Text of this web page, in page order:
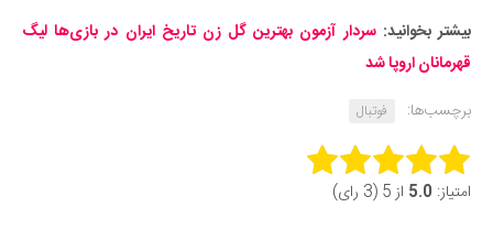
بیشتر بخوانید:سردار آزمون بهترین گل زن تاریخ ایران در بازی‌ها لیگ
قهرمانان اروپا شد
برچسب‌ها:
فوتبال
Rate this item:
امتیاز: 5.0 از 5 (3 رای)